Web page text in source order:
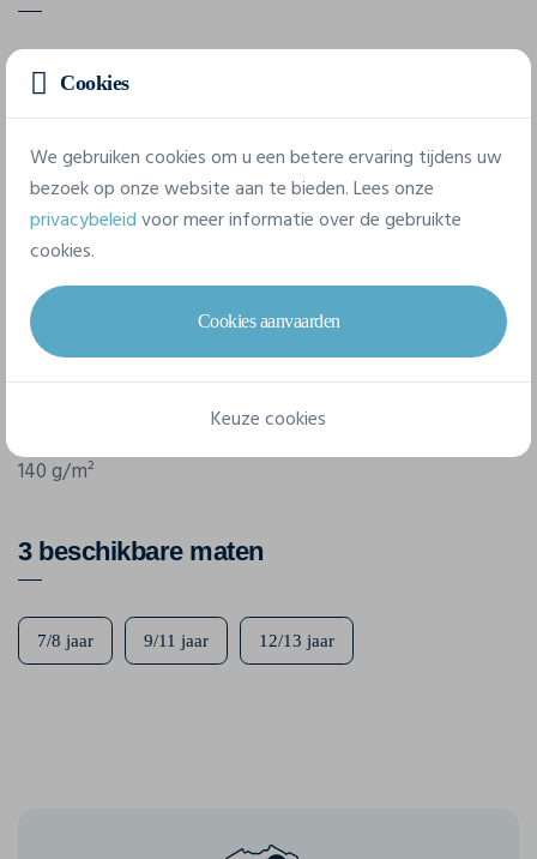
sleeves and hem. Printed label for added comfort.
Eigenschappen
Merk
Pen Duick
Referentie
PK142
140 g/m²
3 beschikbare maten
7/8 jaar 9/11 jaar 12/13 jaar
Cookies
We gebruiken cookies om u een betere ervaring tijdens uw
bezoek op onze website aan te bieden. Lees onze
privacybeleidvoor meer informatie over de gebruikte
cookies.
Cookies aanvaarden
Keuze cookies